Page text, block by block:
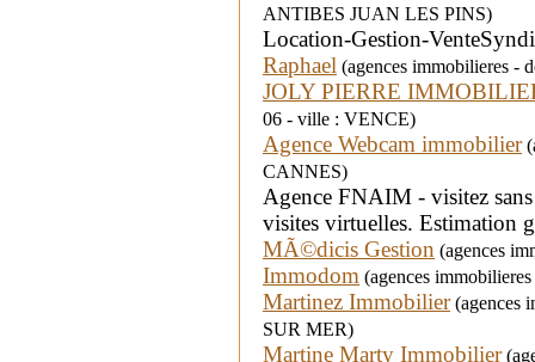
ANTIBES JUAN LES PINS)
Location-Gestion-
Raphael (agences immobilieres -
JOLY PIERRE
06 - ville : VENCE)
Agence Webcam immobilier
CANNES)
Agence FNAIM - visitez
visites virtuelles. Estimation
MÃ©dicis Gestion (agences
Immodom (agences
Martinez Immobilier(agences
SUR MER)
Martine Marty Immobilier